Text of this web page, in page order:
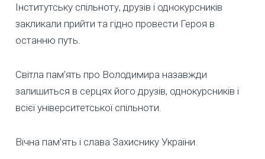
Інститутську спільноту, друзів і однокурсників
закликали прийти та гідно провести Героя в
останню путь.
Світла пам’ять про Володимира назавжди
залишиться в серцях його друзів, однокурсників і
всієї університетської спільноти.
Вічна пам’ять і слава Захиснику України.